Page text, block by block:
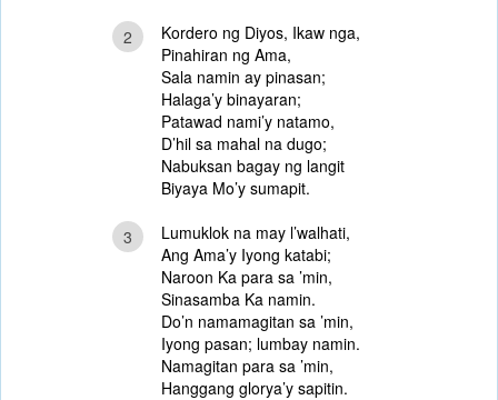
2
Kordero ng Diyos, Ikaw nga,
Pinahiran ng Ama,
Sala namin ay pinasan;
Halaga’y binayaran;
Patawad nami’y natamo,
D’hil sa mahal na dugo;
Nabuksan bagay ng langit
Biyaya Mo’y sumapit.
3
Lumuklok na may l’walhati,
Ang Ama’y Iyong katabi;
Naroon Ka para sa ’min,
Sinasamba Ka namin.
Do’n namamagitan sa ’min,
Iyong pasan; lumbay namin.
Namagitan para sa ’min,
Hanggang glorya’y sapitin.